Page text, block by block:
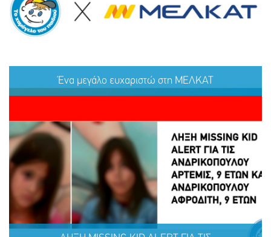
ΜΟΙΡΑΣΟΥ
ΤΟ
ΔΡΑΣΕ
ΤΩΡΑ
Ένα μεγάλο ευχαριστώ στη ΜΕΛΚΑΤ
Ένα μεγάλο ευχαριστώ στη ΜΕΛΚΑΤ